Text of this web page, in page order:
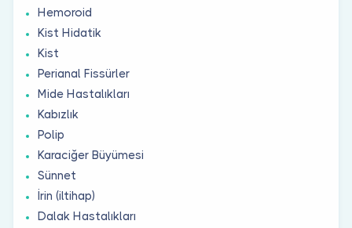
Hemoroid
Kist Hidatik
Kist
Perianal Fissürler
Mide Hastalıkları
Kabızlık
Polip
Karaciğer Büyümesi
Sünnet
İrin (iltihap)
Dalak Hastalıkları